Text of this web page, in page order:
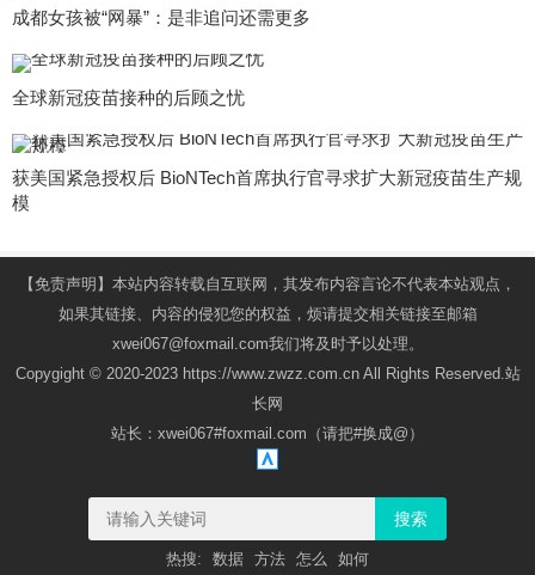
成都女孩被“网暴”：是非追问还需更多
全球新冠疫苗接种的后顾之忧
获美国紧急授权后 BioNTech首席执行官寻求扩大新冠疫苗生产规
模
【免责声明】本站内容转载自互联网，其发布内容言论不代表本站观点，
如果其链接、内容的侵犯您的权益，烦请提交相关链接至邮箱
xwei067@foxmail.com我们将及时予以处理。
Copygight © 2020-2023 https://www.zwzz.com.cn All Rights Reserved.站
长网
站长：xwei067#foxmail.com（请把#换成@）
搜索
热搜: 数据 方法 怎么 如何